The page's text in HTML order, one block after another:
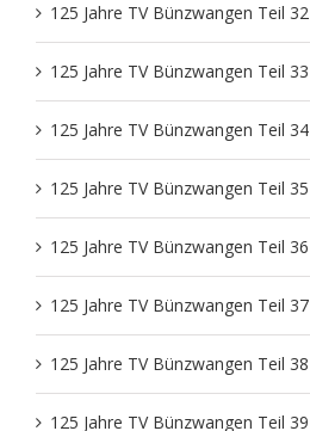
125 Jahre TV Bünzwangen Teil 32
125 Jahre TV Bünzwangen Teil 33
125 Jahre TV Bünzwangen Teil 34
125 Jahre TV Bünzwangen Teil 35
125 Jahre TV Bünzwangen Teil 36
125 Jahre TV Bünzwangen Teil 37
125 Jahre TV Bünzwangen Teil 38
125 Jahre TV Bünzwangen Teil 39